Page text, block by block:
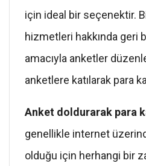
için ideal bir seçenektir.
hizmetleri hakkında geri
amacıyla anketler
anketlere katılarak para
Anket doldurarak para
genellikle internet
olduğu için herhangi bir